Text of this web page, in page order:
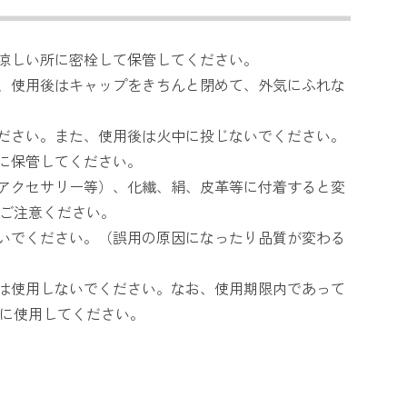
い所に密栓して保管してください。
使用後はキャップをきちんと閉めて、外気にふれな
さい。また、使用後は火中に投じないでください。
保管してください。
クセサリー等）、化繊、絹、皮革等に付着すると変
注意ください。
でください。（誤用の原因になったり品質が変わる
使用しないでください。なお、使用期限内であって
使用してください。